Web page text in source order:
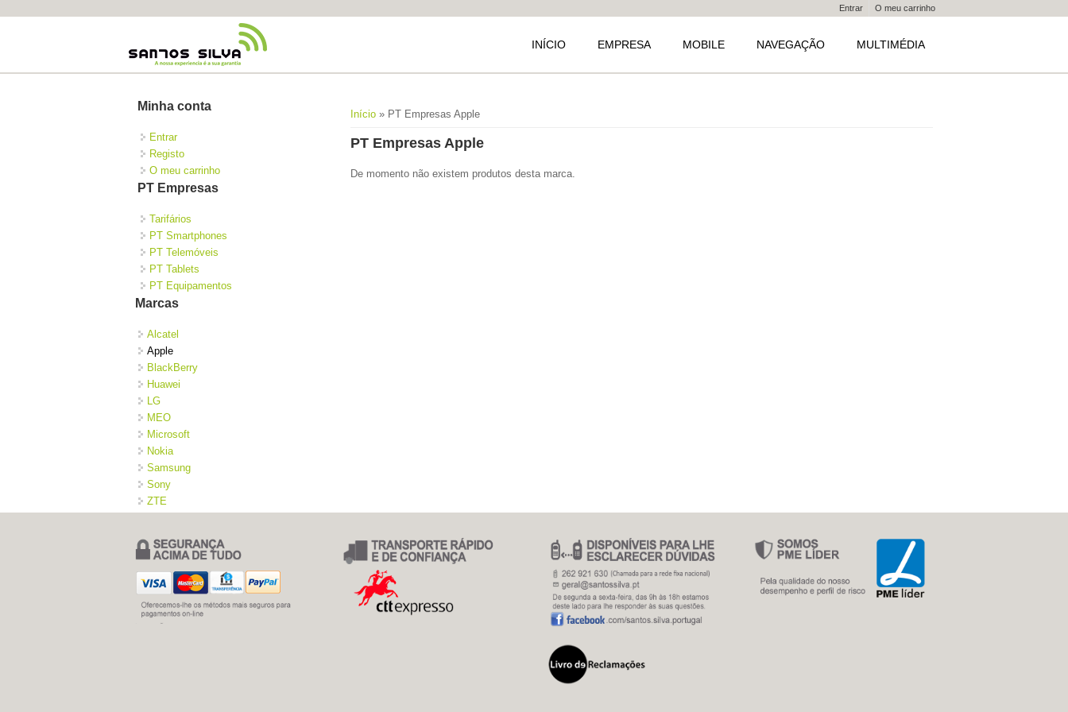
Entrar O meu carrinho
INÍCIO EMPRESA MOBILE NAVEGAÇÃO MULTIMÉDIA
Está aqui
Início » PT Empresas Apple
PT Empresas Apple
De momento não existem produtos desta marca.
Minha conta
Entrar
Registo
O meu carrinho
PT Empresas
Tarifários
PT Smartphones
PT Telemóveis
PT Tablets
PT Equipamentos
Marcas
Alcatel
Apple
BlackBerry
Huawei
LG
MEO
Microsoft
Nokia
Samsung
Sony
ZTE